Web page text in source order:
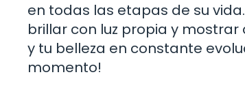
en todas las etapas de su
brillar con luz propia y
y tu belleza en constante
momento!